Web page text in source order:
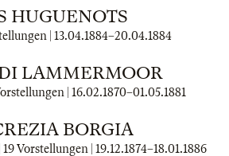
HUGUENOTS
| 13.04.1884–20.04.1884
LAMMERMOOR
| 16.02.1870–01.05.1881
BORGIA
Vorstellungen | 19.12.1874–18.01.1886